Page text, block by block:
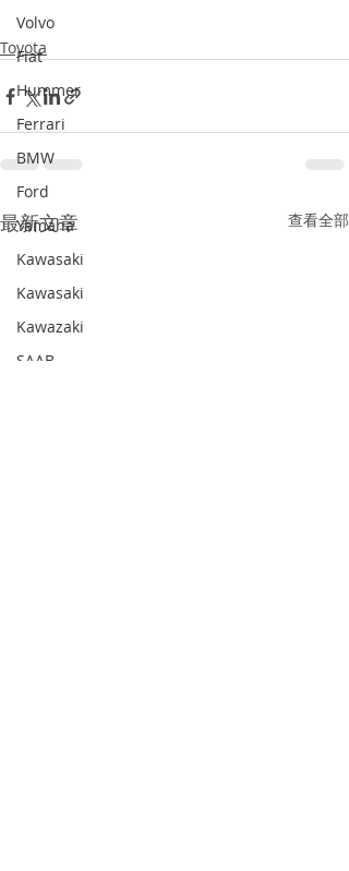
Volvo
Fiat
Hummer
Ferrari
BMW
Ford
Yamaha
Kawasaki
Kawasaki
Kawazaki
SAAB
Toyota
最新文章 查看全部